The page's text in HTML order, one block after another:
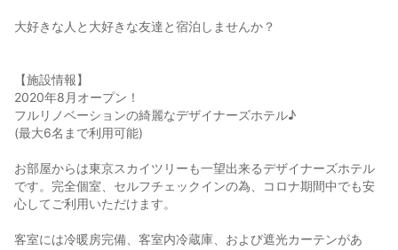
大好きな人と大好きな友達と宿泊しませんか？
【施設情報】
2020年8月オープン！
フルリノベーションの綺麗なデザイナーズホテル♪
(最大6名まで利用可能)
お部屋からは東京スカイツリーも一望出来るデザイナーズホテル
です。完全個室、セルフチェックインの為、コロナ期間中でも安
心してご利用いただけます。
客室には冷暖房完備、客室内冷蔵庫、および遮光カーテンがあ